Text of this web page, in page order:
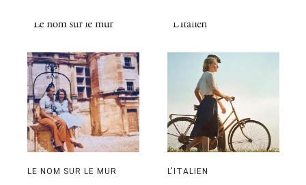
LE NOM SUR LE MUR L'ITALIEN